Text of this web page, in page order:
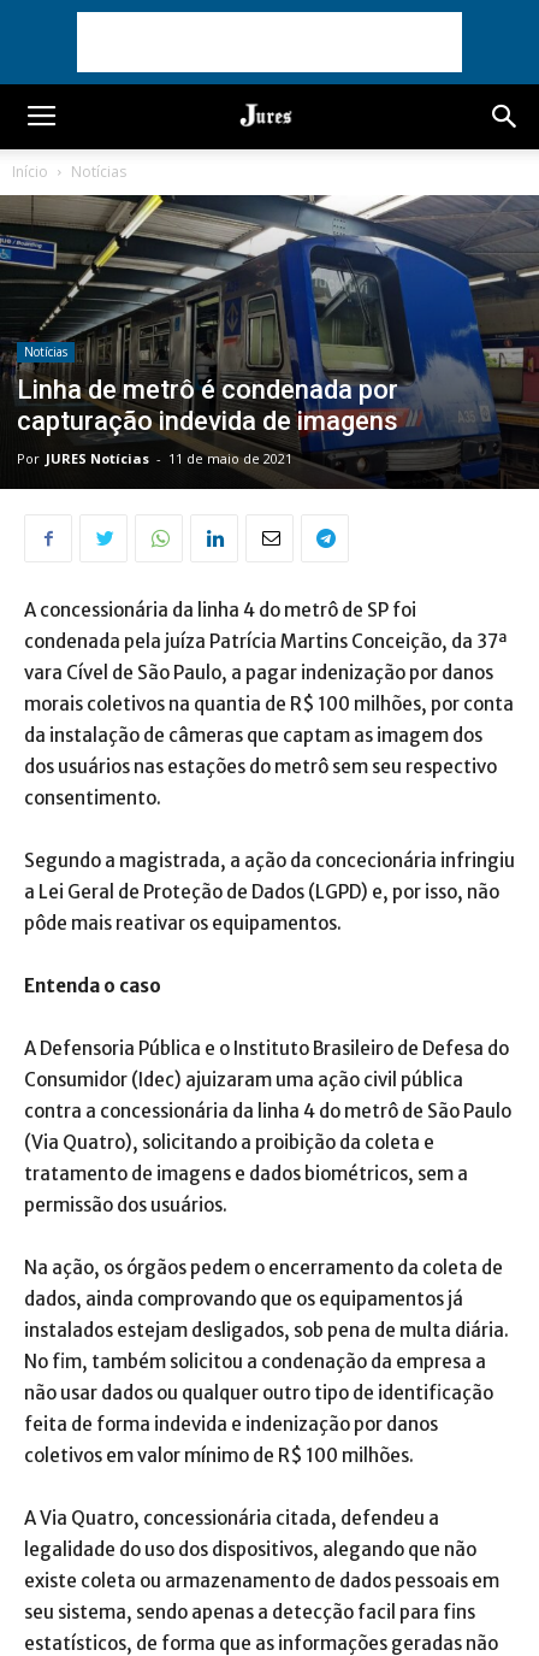
Início Notícias
Notícias
Linha de metrô é condenada por
capturação indevida de imagens
Por JURES Notícias - 11 de maio de 2021
A concessionária da linha 4 do metrô de SP foi
condenada pela juíza Patrícia Martins Conceição, da 37ª
vara Cível de São Paulo, a pagar indenização por danos
morais coletivos na quantia de R$ 100 milhões, por conta
da instalação de câmeras que captam as imagem dos
dos usuários nas estações do metrô sem seu respectivo
consentimento.
Segundo a magistrada, a ação da concecionária infringiu
a Lei Geral de Proteção de Dados (LGPD) e, por isso, não
pôde mais reativar os equipamentos.
Entenda o caso
A Defensoria Pública e o Instituto Brasileiro de Defesa do
Consumidor (Idec) ajuizaram uma ação civil pública
contra a concessionária da linha 4 do metrô de São Paulo
(Via Quatro), solicitando a proibição da coleta e
tratamento de imagens e dados biométricos, sem a
permissão dos usuários.
Na ação, os órgãos pedem o encerramento da coleta de
dados, ainda comprovando que os equipamentos já
instalados estejam desligados, sob pena de multa diária.
No fim, também solicitou a condenação da empresa a
não usar dados ou qualquer outro tipo de identificação
feita de forma indevida e indenização por danos
coletivos em valor mínimo de R$ 100 milhões.
A Via Quatro, concessionária citada, defendeu a
legalidade do uso dos dispositivos, alegando que não
existe coleta ou armazenamento de dados pessoais em
seu sistema, sendo apenas a detecção facil para fins
estatísticos, de forma que as informações geradas não